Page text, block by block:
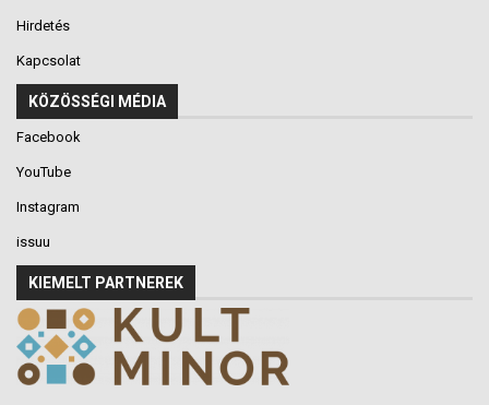
Hirdetés
Kapcsolat
KÖZÖSSÉGI MÉDIA
Facebook
YouTube
Instagram
issuu
KIEMELT PARTNEREK